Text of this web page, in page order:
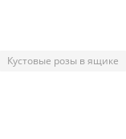
Кустовые розы в ящике